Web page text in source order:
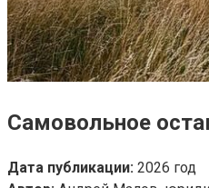
Самовольное
Дата публикации: 2026 год